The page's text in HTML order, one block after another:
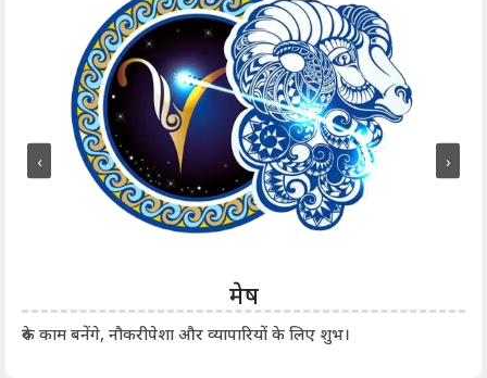
मेष
रुके काम बनेंगे, नौकरीपेशा और व्यापारियों के लिए शुभ।
‹ ›